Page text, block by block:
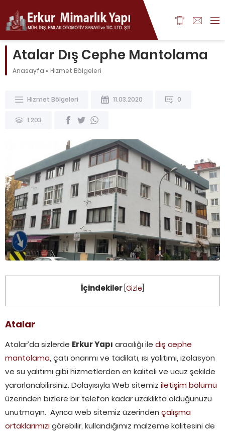
Atalar Dış Cephe Mantolama
Anasayfa » Hizmet Bölgeleri
Hizmet Bölgeleri 11.03.2020 0
1.203
İçindekiler Gizle
Atalar
Atalar’da sizlerde Erkur Yapı aracılığı ile dış cephe
mantolama, çatı onarımı ve tadilatı, ısı yalıtımı, izolasyon
ve su yalıtımı gibi hizmetlerden en kaliteli ve ucuz şekilde
yararlanabilirsiniz. Dolayısıyla Web sitemiz iletişim bölümü
üzerinden bizlere bir telefon kadar uzaklıkta olduğunuzu
unutmayın. Ayrıca web sitemiz üzerinden çalışma
ortaklarımızı görebilir, kullandığımız malzeme kalitesini de